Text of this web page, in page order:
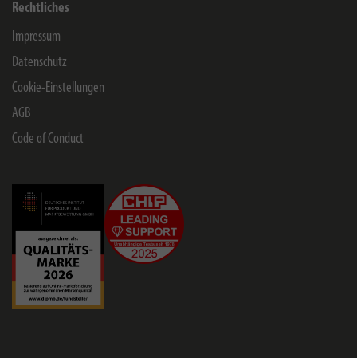
Rechtliches
Impressum
Datenschutz
Cookie-Einstellungen
AGB
Code of Conduct